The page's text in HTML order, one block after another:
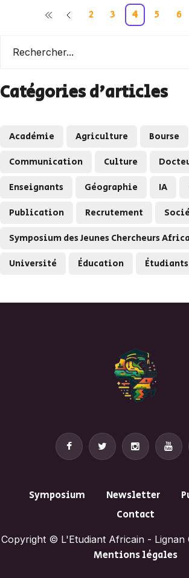
2 3 4 5 6
Catégories d'articles
Académie Agriculture Bourse
Communication
Culture
Enseignants
Géographie IA
Publication
Recrutement
Symposium des Jeunes Chercheurs
Université
Éducation Étudiants
Symposium Newsletter
Contact
Copyright © L'Etudiant Africain - Lignan
Mentions légales